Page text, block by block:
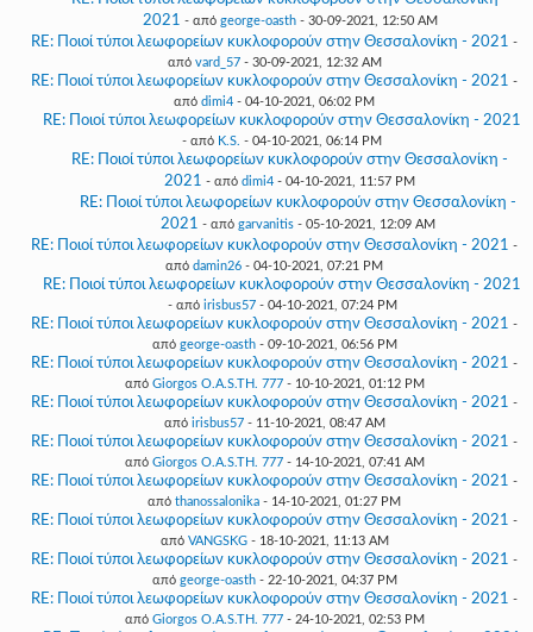
2021 - από george-oasth- 30-09-2021, 12:50 AM
RE: Ποιοί τύποι λεωφορείων κυκλοφορούν στην Θεσσαλονίκη - 2021 -
από vard_57- 30-09-2021, 12:32 AM
RE: Ποιοί τύποι λεωφορείων κυκλοφορούν στην Θεσσαλονίκη - 2021 -
από dimi4 - 04-10-2021, 06:02 PM
RE: Ποιοί τύποι λεωφορείων κυκλοφορούν στην Θεσσαλονίκη - 2021
- από K.S. - 04-10-2021, 06:14 PM
RE: Ποιοί τύποι λεωφορείων κυκλοφορούν στην Θεσσαλονίκη -
2021 - από dimi4 - 04-10-2021, 11:57 PM
RE: Ποιοί τύποι λεωφορείων κυκλοφορούν στην Θεσσαλονίκη -
2021 - από garvanitis- 05-10-2021, 12:09 AM
RE: Ποιοί τύποι λεωφορείων κυκλοφορούν στην Θεσσαλονίκη - 2021 -
από damin26 - 04-10-2021, 07:21 PM
RE: Ποιοί τύποι λεωφορείων κυκλοφορούν στην Θεσσαλονίκη - 2021
- από irisbus57- 04-10-2021, 07:24 PM
RE: Ποιοί τύποι λεωφορείων κυκλοφορούν στην Θεσσαλονίκη - 2021 -
από george-oasth- 09-10-2021, 06:56 PM
RE: Ποιοί τύποι λεωφορείων κυκλοφορούν στην Θεσσαλονίκη - 2021 -
από Giorgos O.A.S.TH. 777- 10-10-2021, 01:12 PM
RE: Ποιοί τύποι λεωφορείων κυκλοφορούν στην Θεσσαλονίκη - 2021 -
από irisbus57- 11-10-2021, 08:47 AM
RE: Ποιοί τύποι λεωφορείων κυκλοφορούν στην Θεσσαλονίκη - 2021 -
από Giorgos O.A.S.TH. 777- 14-10-2021, 07:41 AM
RE: Ποιοί τύποι λεωφορείων κυκλοφορούν στην Θεσσαλονίκη - 2021 -
από thanossalonika - 14-10-2021, 01:27 PM
RE: Ποιοί τύποι λεωφορείων κυκλοφορούν στην Θεσσαλονίκη - 2021 -
από VANGSKG- 18-10-2021, 11:13 AM
RE: Ποιοί τύποι λεωφορείων κυκλοφορούν στην Θεσσαλονίκη - 2021 -
από george-oasth- 22-10-2021, 04:37 PM
RE: Ποιοί τύποι λεωφορείων κυκλοφορούν στην Θεσσαλονίκη - 2021 -
από Giorgos O.A.S.TH. 777- 24-10-2021, 02:53 PM